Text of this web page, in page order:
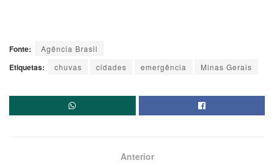
Fonte: Agência Brasil
Etiquetas: chuvas cidades emergência Minas Gerais
Anterior